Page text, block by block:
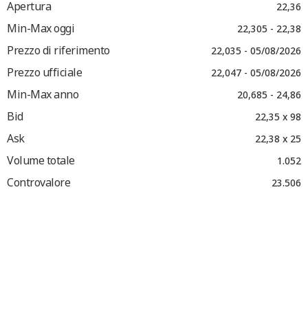
Apertura
22,36
Min-Max oggi 22,305 - 22,38
Prezzo di riferimento 22,035 - 05/08/2026
Prezzo ufficiale 22,047 - 05/08/2026
Min-Max anno 20,685 - 24,86
Bid 22,35 x 98
Ask 22,38 x 25
Volume totale 1.052
Controvalore 23.506